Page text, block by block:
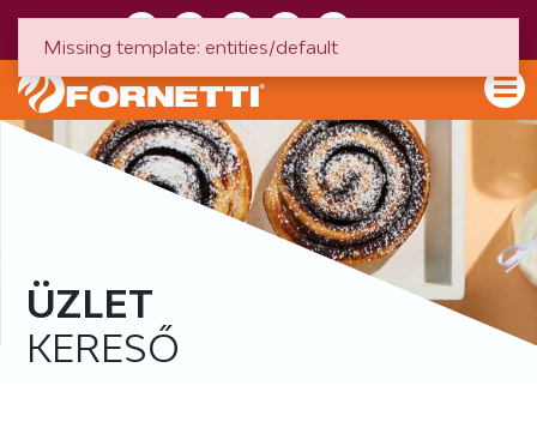
ÜZLET
KERESŐ
Missing template: entities/default